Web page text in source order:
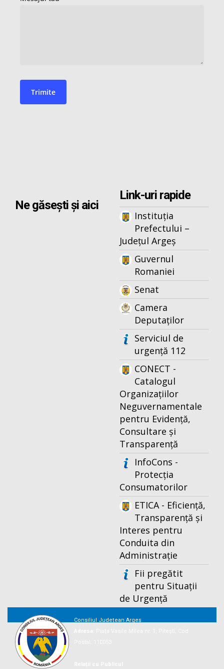
Ne găsești și aici
Link-uri rapide
Instituția
Prefectului –
Județul Argeș
Guvernul
Romaniei
Senat
Camera
Deputaților
Serviciul de
urgență 112
CONECT -
Catalogul
Organizațiilor
Neguvernamentale
pentru Evidență,
Consultare și
Transparență
InfoCons -
Protecția
Consumatorilor
ETICA - Eficiență,
Transparență și
Interes pentru
Conduita din
Administrație
Fii pregătit
pentru Situații
de Urgență
Consiliul Județean Argeș